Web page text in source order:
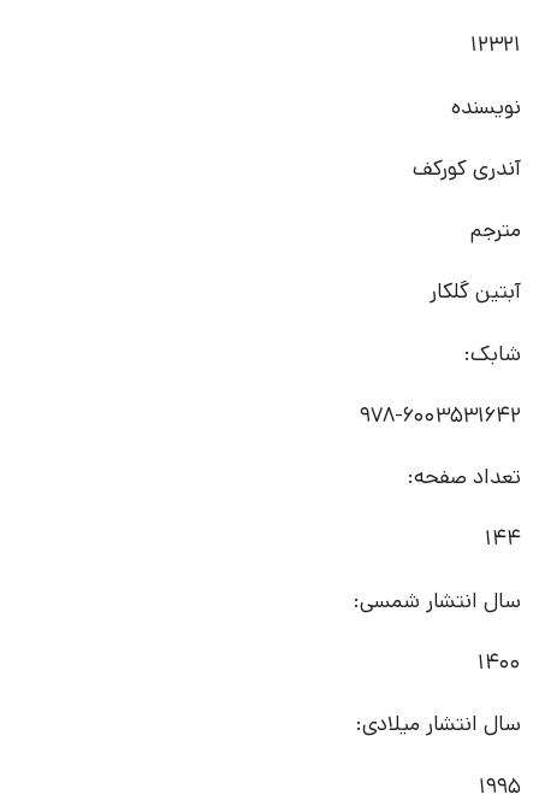
12321
نویسنده
آندری کورکف
مترجم
آبتین گلکار
شابک:
978-6003531642
تعداد صفحه:
144
سال انتشار شمسی:
1400
سال انتشار میلادی:
1995